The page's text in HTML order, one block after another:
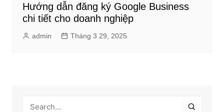
Hướng dẫn đăng ký Google Business
chi tiết cho doanh nghiệp
admin Tháng 3 29, 2025